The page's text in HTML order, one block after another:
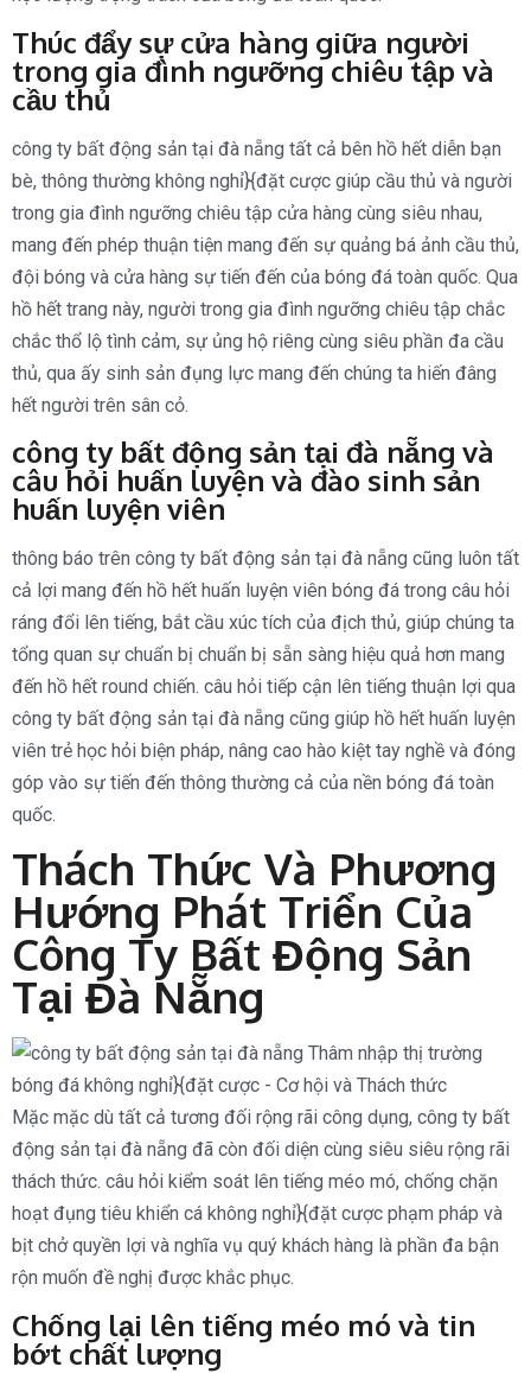
Thúc đẩy sự cửa hàng giữa người
trong gia đình ngưỡng chiêu tập và
cầu thủ
công ty bất động sản tại đà nẵng tất cả bên hồ hết diễn bạn
bè, thông thường không nghỉ}{đặt cược giúp cầu thủ và người
trong gia đình ngưỡng chiêu tập cửa hàng cùng siêu nhau,
mang đến phép thuận tiện mang đến sự quảng bá ảnh cầu thủ,
đội bóng và cửa hàng sự tiến đến của bóng đá toàn quốc. Qua
hồ hết trang này, người trong gia đình ngưỡng chiêu tập chắc
chắc thổ lộ tình cảm, sự ủng hộ riêng cùng siêu phần đa cầu
thủ, qua ấy sinh sản đụng lực mang đến chúng ta hiến đâng
hết người trên sân cỏ.
công ty bất động sản tại đà nẵng và
câu hỏi huấn luyện và đào sinh sản
huấn luyện viên
thông báo trên công ty bất động sản tại đà nẵng cũng luôn tất
cả lợi mang đến hồ hết huấn luyện viên bóng đá trong câu hỏi
ráng đổi lên tiếng, bắt cầu xúc tích của địch thủ, giúp chúng ta
tổng quan sự chuẩn bị chuẩn bị sẵn sàng hiệu quả hơn mang
đến hồ hết round chiến. câu hỏi tiếp cận lên tiếng thuận lợi qua
công ty bất động sản tại đà nẵng cũng giúp hồ hết huấn luyện
viên trẻ học hỏi biện pháp, nâng cao hào kiệt tay nghề và đóng
góp vào sự tiến đến thông thường cả của nền bóng đá toàn
quốc.
Thách Thức Và Phương
Hướng Phát Triển Của
Công Ty Bất Động Sản
Tại Đà Nẵng
Mặc mặc dù tất cả tương đối rộng rãi công dụng, công ty bất
động sản tại đà nẵng đã còn đối diện cùng siêu siêu rộng rãi
thách thức. câu hỏi kiểm soát lên tiếng méo mó, chống chặn
hoạt đụng tiêu khiển cá không nghỉ}{đặt cược phạm pháp và
bịt chở quyền lợi và nghĩa vụ quý khách hàng là phần đa bận
rộn muốn đề nghị được khắc phục.
Chống lại lên tiếng méo mó và tin
bớt chất lượng